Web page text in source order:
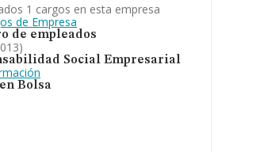
1 cargos en esta empresa
de Empresa
de empleados
Social Empresarial
Bolsa